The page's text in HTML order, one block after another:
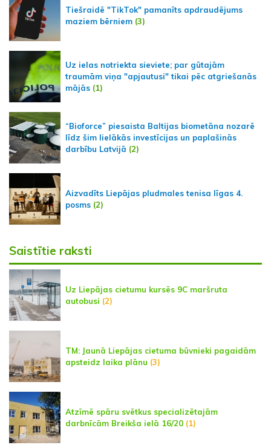
Tiešraidē "TikTok" pamanīts apdraudējums
maziem bērniem (3)
Uz ielas notriekta sieviete; par gūtajām
traumām viņa "apjautusi" tikai pēc atgriešanās
mājās (1)
“Bioforce” piesaista Baltijas biometāna nozarē
līdz šim lielākās investīcijas un paplašinās
darbību Latvijā (2)
Aizvadīts Liepājas pludmales tenisa līgas 4.
posms (2)
Saistītie raksti
Uz Liepājas cietumu kursēs 9C maršruta
autobusi (2)
TM: Jaunā Liepājas cietuma būvnieki pagaidām
apsteidz laika plānu (3)
Atzīmē spāru svētkus specializētajām
darbnīcām Breikša ielā 16/20 (1)